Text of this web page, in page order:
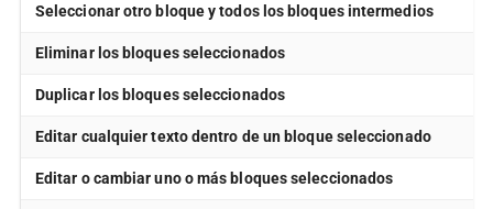
Seleccionar otro bloque y todos los bloques intermedios
Eliminar los bloques seleccionados
Duplicar los bloques seleccionados
Editar cualquier texto dentro de un bloque seleccionado
Editar o cambiar uno o más bloques seleccionados